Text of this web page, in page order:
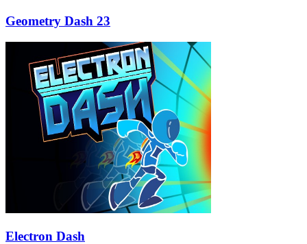
Geometry Dash 23
Electron Dash